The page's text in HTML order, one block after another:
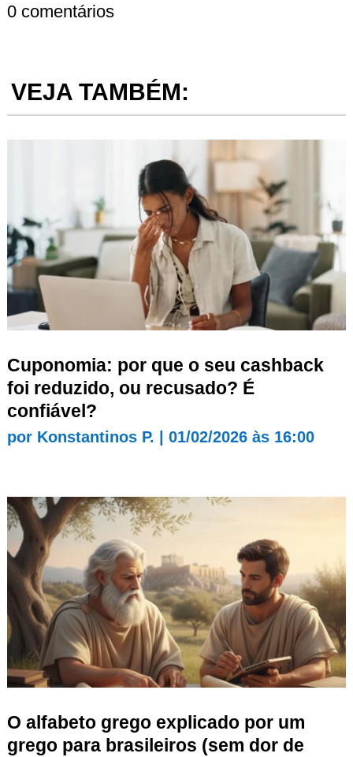
0 comentários
VEJA TAMBÉM:
Cuponomia: por que o seu cashback
foi reduzido, ou recusado? É
confiável?
por Konstantinos P. 01/02/2026 às 16:00
O alfabeto grego explicado por um
grego para brasileiros (sem dor de